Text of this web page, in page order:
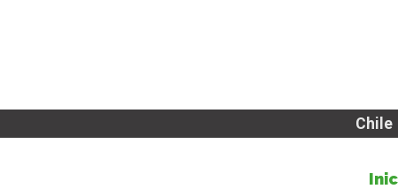
Chile